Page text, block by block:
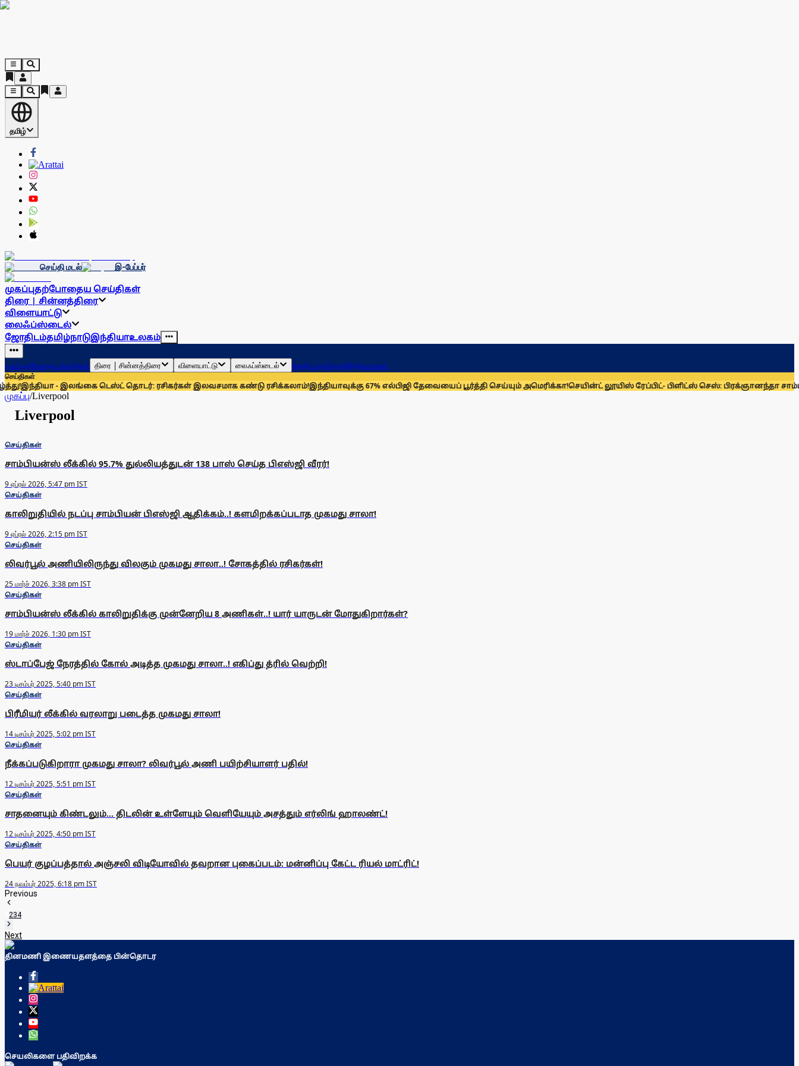
தமிழ்
செய்தி மடல் இ-பேப்பர்
முகப்புதற்போதைய செய்திகள்
திரை | சின்னத்திரை
விளையாட்டு
லைஃப்ஸ்டைல்
ஜோதிடம்தமிழ்நாடுஇந்தியாஉலகம்
முகப்புதற்போதைய செய்திகள் திரை | சின்னத்திரை விளையாட்டு லைஃப்ஸ்டைல் ஜோதிடம்தமிழ்நாடுஇந்தியாஉலகம்
செய்திகள்
இந்தியா - இலங்கை டெஸ்ட் தொடர்: ரசிகர்கள் இலவசமாக கண்டு ரசிக்கலாம்!இந்தியாவுக்கு 67% எல்பிஜி தேவையைப் பூர்த்தி செய்யும் அமெரிக்கா!செயின்ட் லூயிஸ் ரேப்பிட்- பிளிட்ஸ் செஸ்: பிரக்ஞானந்தா
முகப்பு/Liverpool
Liverpool
செய்திகள்
சாம்பியன்ஸ் லீக்கில் 95.7% துல்லியத்துடன் 138 பாஸ் செய்த பிஎஸ்ஜி வீரர்!
9 ஏப்ரல் 2026, 5:47 pm IST
செய்திகள்
காலிறுதியில் நடப்பு சாம்பியன் பிஎஸ்ஜி ஆதிக்கம்..! களமிறக்கப்படாத முகமது சாலா!
9 ஏப்ரல் 2026, 2:15 pm IST
செய்திகள்
லிவர்பூல் அணியிலிருந்து விலகும் முகமது சாலா..! சோகத்தில் ரசிகர்கள்!
25 மார்ச் 2026, 3:38 pm IST
செய்திகள்
சாம்பியன்ஸ் லீக்கில் காலிறுதிக்கு முன்னேறிய 8 அணிகள்..! யார் யாருடன் மோதுகிறார்கள்?
19 மார்ச் 2026, 1:30 pm IST
செய்திகள்
ஸ்டாப்பேஜ் நேரத்தில் கோல் அடித்த முகமது சாலா..! எகிப்து த்ரில் வெற்றி!
23 டிசம்பர் 2025, 5:40 pm IST
செய்திகள்
பிரீமியர் லீக்கில் வரலாறு படைத்த முகமது சாலா!
14 டிசம்பர் 2025, 5:02 pm IST
செய்திகள்
நீக்கப்படுகிறாரா முகமது சாலா? லிவர்பூல் அணி பயிற்சியாளர் பதில்!
12 டிசம்பர் 2025, 5:51 pm IST
செய்திகள்
சாதனையும் கிண்டலும்... திடலின் உள்ளேயும் வெளியேயும் அசத்தும் எர்லிங் ஹாலண்ட்!
12 டிசம்பர் 2025, 4:50 pm IST
செய்திகள்
பெயர் குழப்பத்தால் அஞ்சலி விடியோவில் தவறான புகைப்படம்: மன்னிப்பு கேட்ட ரியல் மாட்ரிட்!
24 நவம்பர் 2025, 6:18 pm IST
Previous
234
Next
தினமணி இணையதளத்தை பின்தொடர
செயலிகளை பதிவிறக்க